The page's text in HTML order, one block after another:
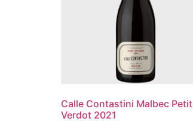
Calle Contastini Malbec Petit
Verdot 2021